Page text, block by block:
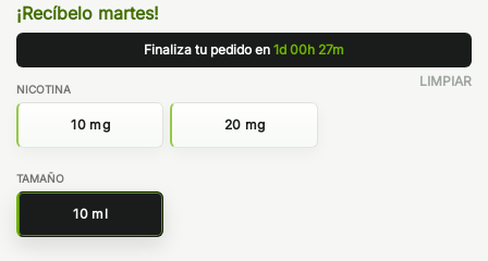
¡Recíbelo martes!
Finaliza tu pedido en 1d 00h 27m
NICOTINA
10 mg 20 mg
TAMAÑO
10 ml
LIMPIAR